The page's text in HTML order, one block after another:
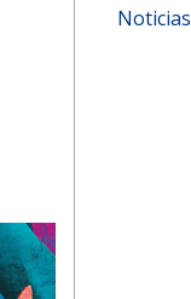
Noticias